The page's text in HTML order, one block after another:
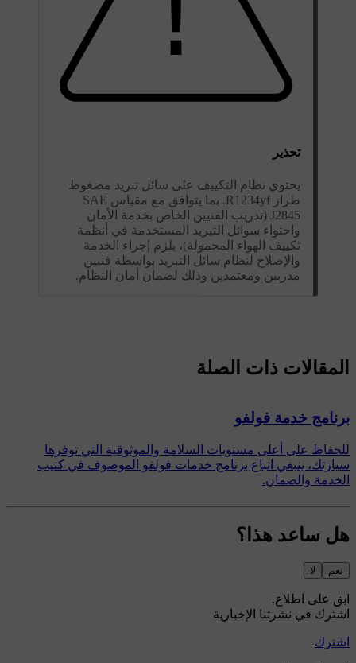
تحذير
يحتوي نظام التكييف على سائل تبريد مضغوط
طراز R1234yf. بما يتوافق مع مقياس SAE
J2845 (تدريب الفنيين الخاص بخدمة الأمان
واحتواء سوائل التبريد المستخدمة في أنظمة
تكييف الهواء المحمولة)، يلزم إجراء الخدمة
والإصلاح لنظام سائل التبريد بواسطة فنيين
مدربين ومعتمدين وذلك لضمان أمان النظام.
المقالات ذات الصلة
‏برنامج خدمة فولفو
للحفاظ على أعلى مستويات السلامة والموثوقية التي توفرها
سيارتك، ينبغي اتباع برنامج خدمات فولفو الموصوف في كتيب
الخدمة والضمان.
هل ساعد هذا؟
نعم لا